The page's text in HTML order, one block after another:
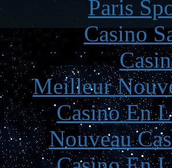
Paris
Casino
Meilleur
Casino En
Nouveau